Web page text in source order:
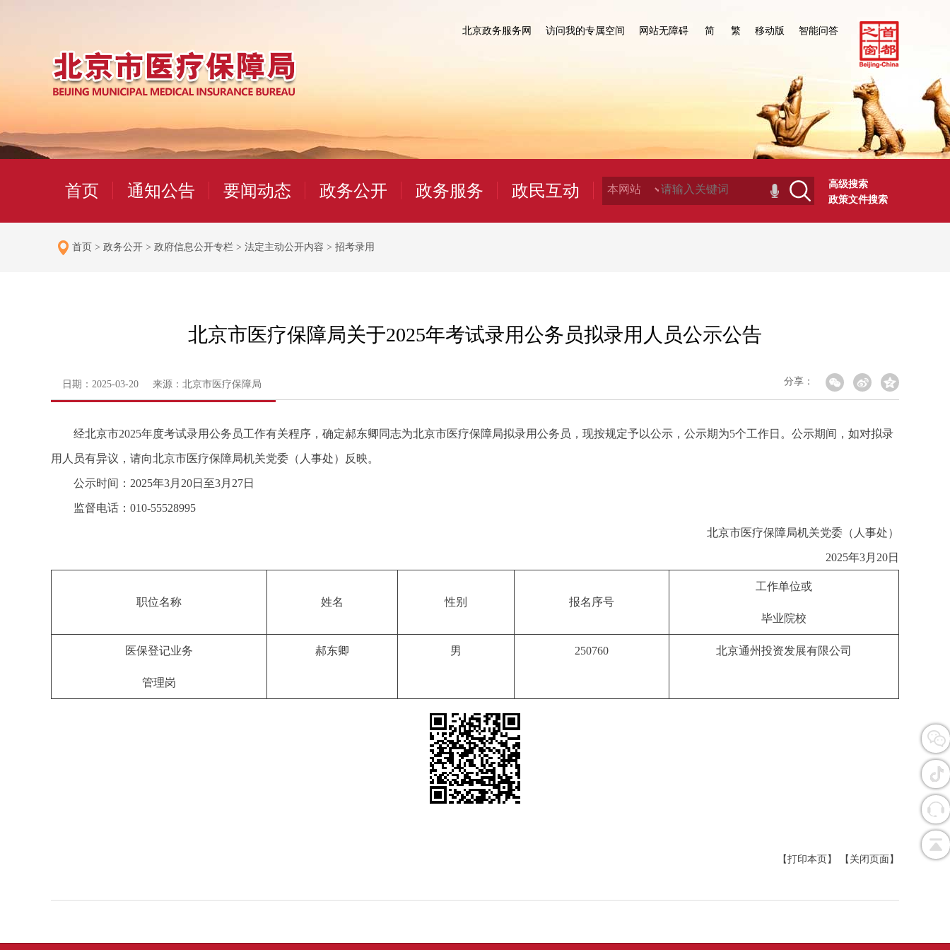
北京政务服务网 访问我的专属空间 网站无障碍 简 繁 移动版 智能问答
首页 通知公告 要闻动态 政务公开 政务服务 政民互动
高级搜索
政策文件搜索
首页 > 政务公开 > 政府信息公开专栏 > 法定主动公开内容 > 招考录用
北京市医疗保障局关于2025年考试录用公务员拟录用人员公示公告
日期：2025-03-20 来源：北京市医疗保障局 分享：
经北京市2025年度考试录用公务员工作有关程序，确定郝东卿同志为北京市医疗保障局拟录用公务员，现按规定予以公示，公示期为5个工作日。公示期间，如对拟录
用人员有异议，请向北京市医疗保障局机关党委（人事处）反映。
公示时间：2025年3月20日至3月27日
监督电话：010-55528995
北京市医疗保障局机关党委（人事处）
2025年3月20日
职位名称 姓名 性别 报名序号
工作单位或
毕业院校
医保登记业务
管理岗
郝东卿 男 250760 北京通州投资发展有限公司
【打印本页】 【关闭页面】